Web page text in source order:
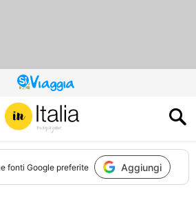
QUESTO
SITO
CONTRIBUISCE
ALL’AUDIENCE
DI
fonti Google preferite Aggiungi